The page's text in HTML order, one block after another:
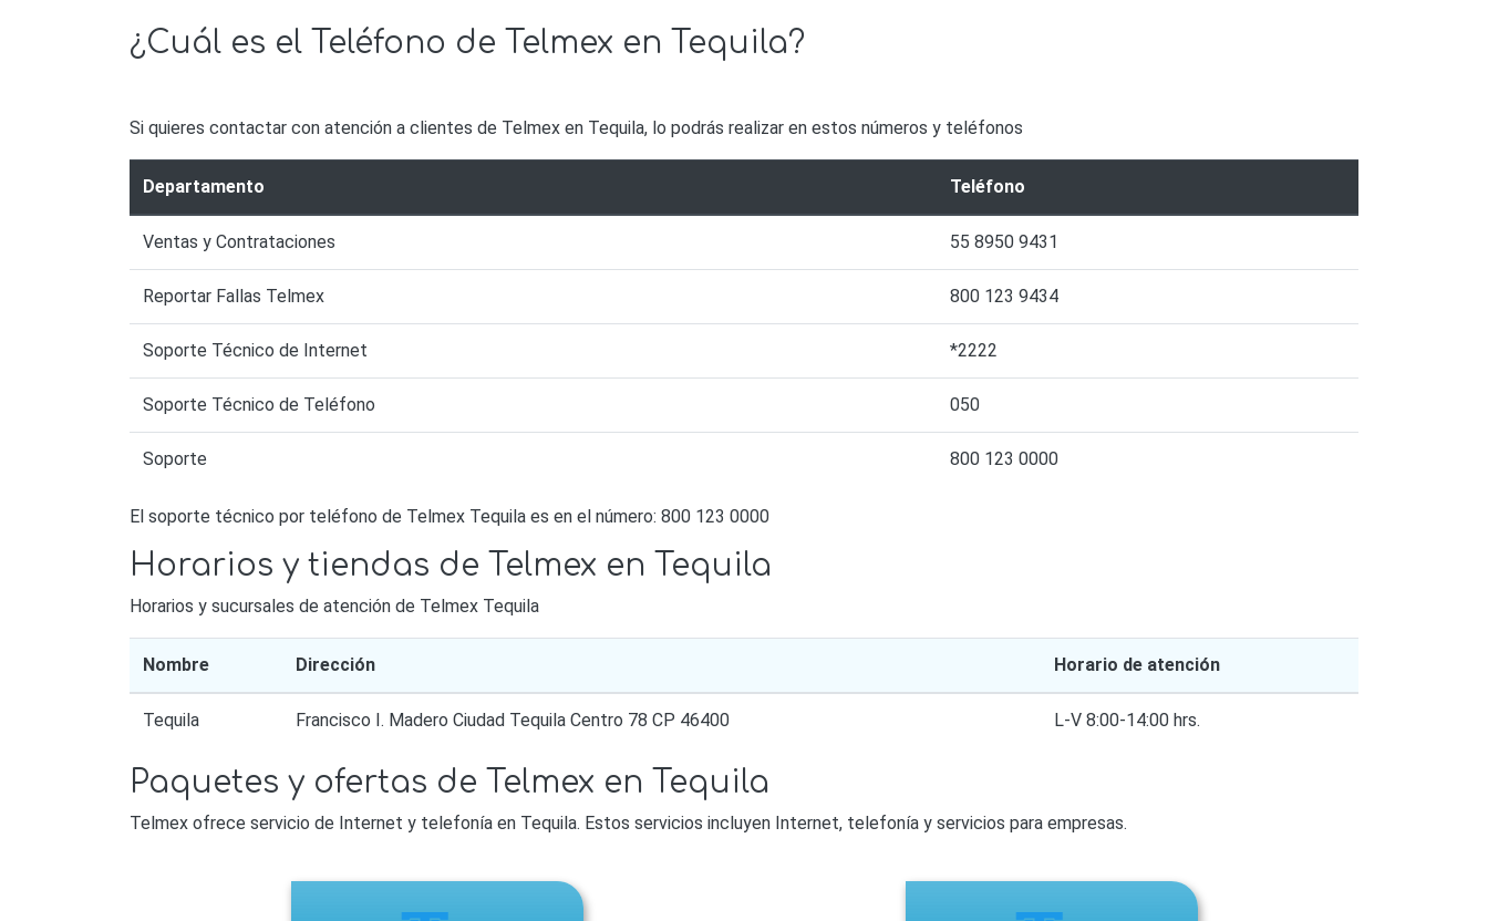
¿Cuál es el Teléfono de Telmex en Tequila?
Si quieres contactar con atención a clientes de Telmex en Tequila, lo podrás realizar en estos números y teléfonos
Departamento Teléfono
Ventas y Contrataciones 55 8950 9431
Reportar Fallas Telmex 800 123 9434
Soporte Técnico de Internet *2222
Soporte Técnico de Teléfono 050
Soporte 800 123 0000
El soporte técnico por teléfono de Telmex Tequila es en el número: 800 123 0000
Horarios y tiendas de Telmex en Tequila
Horarios y sucursales de atención de Telmex Tequila
Nombre Dirección Horario de atención
Tequila Francisco I. Madero Ciudad Tequila Centro 78 CP 46400 L-V 8:00-14:00 hrs.
Paquetes y ofertas de Telmex en Tequila
Telmex ofrece servicio de Internet y telefonía en Tequila. Estos servicios incluyen Internet, telefonía y servicios para empresas.